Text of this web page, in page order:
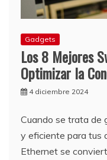
Gadgets
Los 8 Mejores
Optimizar la
4 diciembre 2024
Cuando se trata de
y eficiente para tus
Ethernet se